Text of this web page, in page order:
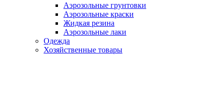
Аэрозольные грунтовки
Аэрозольные краски
Жидкая резина
Аэрозольные лаки
Одежда
Хозяйственные товары